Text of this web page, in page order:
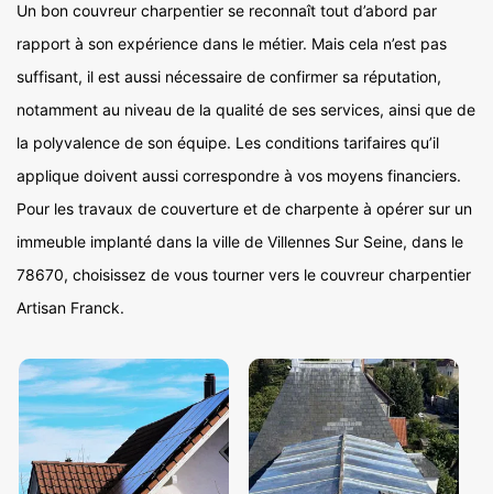
Un bon couvreur charpentier se reconnaît tout d’abord par
rapport à son expérience dans le métier. Mais cela n’est pas
suffisant, il est aussi nécessaire de confirmer sa réputation,
notamment au niveau de la qualité de ses services, ainsi que de
la polyvalence de son équipe. Les conditions tarifaires qu’il
applique doivent aussi correspondre à vos moyens financiers.
Pour les travaux de couverture et de charpente à opérer sur un
immeuble implanté dans la ville de Villennes Sur Seine, dans le
78670, choisissez de vous tourner vers le couvreur charpentier
Artisan Franck.